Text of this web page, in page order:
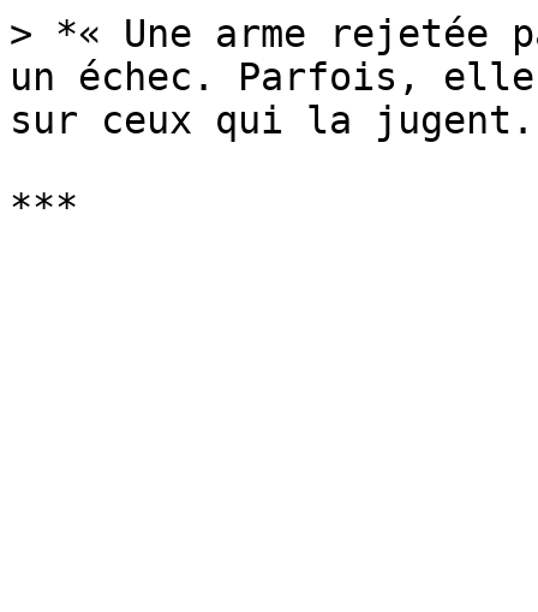
> *« Une arme rejetée
un échec. Parfois, elle
sur ceux qui la jugent.